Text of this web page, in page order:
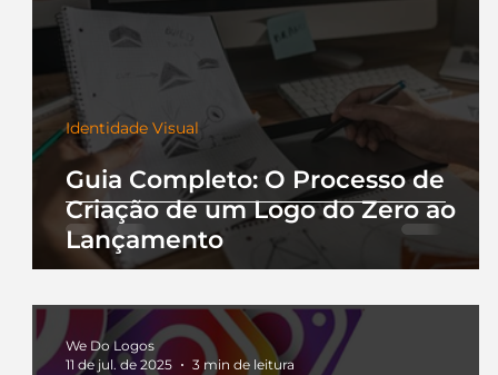
Guia Completo: O Processo de
Criação de um Logo do Zero ao
Lançamento
Identidade Visual
We Do Logos
11 de jul. de 2025
3 min de leitura